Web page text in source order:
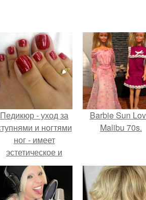
Педикюр - уход за
и ногтями
ног - имеет
эстетическое и
значение и
является
Barbie Sun
Malibu 70s.